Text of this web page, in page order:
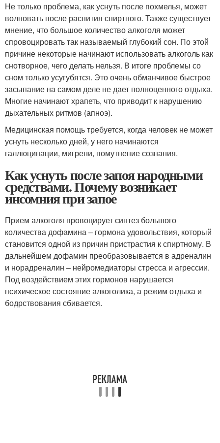
Не только проблема, как уснуть после похмелья, может
волновать после распития спиртного. Также существует
мнение, что большое количество алкоголя может
спровоцировать так называемый глубокий сон. По этой
причине некоторые начинают использовать алкоголь как
снотворное, чего делать нельзя. В итоге проблемы со
сном только усугубятся. Это очень обманчивое быстрое
засыпание на самом деле не дает полноценного отдыха.
Многие начинают храпеть, что приводит к нарушению
дыхательных ритмов (апноэ).
Медицинская помощь требуется, когда человек не может
уснуть несколько дней, у него начинаются
галлюцинации, мигрени, помутнение сознания.
Как уснуть после запоя народными
средствами. Почему возникает
инсомния при запое
Прием алкоголя провоцирует синтез большого
количества дофамина – гормона удовольствия, который
становится одной из причин пристрастия к спиртному. В
дальнейшем дофамин преобразовывается в адреналин
и норадреналин – нейромедиаторы стресса и агрессии.
Под воздействием этих гормонов нарушается
психическое состояние алкоголика, а режим отдыха и
бодрствования сбивается.